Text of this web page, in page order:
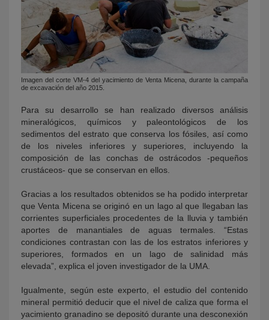
Imagen del corte VM-4 del yacimiento de Venta Micena, durante la campaña
de excavación del año 2015.
Para su desarrollo se han realizado diversos análisis
mineralógicos, químicos y paleontológicos de los
sedimentos del estrato que conserva los fósiles, así como
de los niveles inferiores y superiores, incluyendo la
composición de las conchas de ostrácodos -pequeños
crustáceos- que se conservan en ellos.
Gracias a los resultados obtenidos se ha podido interpretar
que Venta Micena se originó en un lago al que llegaban las
corrientes superficiales procedentes de la lluvia y también
aportes de manantiales de aguas termales. “Estas
condiciones contrastan con las de los estratos inferiores y
superiores, formados en un lago de salinidad más
elevada”, explica el joven investigador de la UMA.
Igualmente, según este experto, el estudio del contenido
mineral permitió deducir que el nivel de caliza que forma el
yacimiento granadino se depositó durante una desconexión